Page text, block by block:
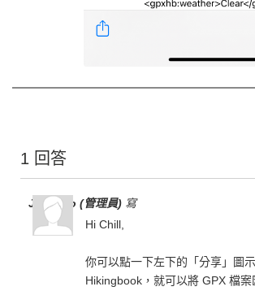
1 回答
Jen Liao (管理員) 寫
Hi Chill,
你可以點一下左下的「分享」圖
Hikingbook，就可以將 GPX 檔案